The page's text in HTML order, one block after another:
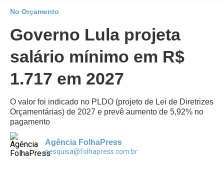
No Orçamento
Governo Lula projeta
salário mínimo em R$
1.717 em 2027
O valor foi indicado no PLDO (projeto de Lei de Diretrizes
Orçamentárias) de 2027 e prevê aumento de 5,92% no
pagamento
Agência FolhaPress
pesquisa@folhapress.com.br